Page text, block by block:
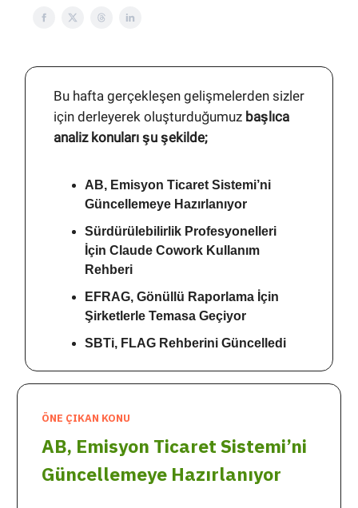
Bu hafta gerçekleşen gelişmelerden sizler
için derleyerek oluşturduğumuz başlıca
analiz konuları şu şekilde;
AB, Emisyon Ticaret Sistemi’ni
Güncellemeye Hazırlanıyor
Sürdürülebilirlik Profesyonelleri
İçin Claude Cowork Kullanım
Rehberi
EFRAG, Gönüllü Raporlama İçin
Şirketlerle Temasa Geçiyor
SBTi, FLAG Rehberini Güncelledi
ÖNE ÇIKAN KONU
AB, Emisyon Ticaret Sistemi’ni
Güncellemeye Hazırlanıyor